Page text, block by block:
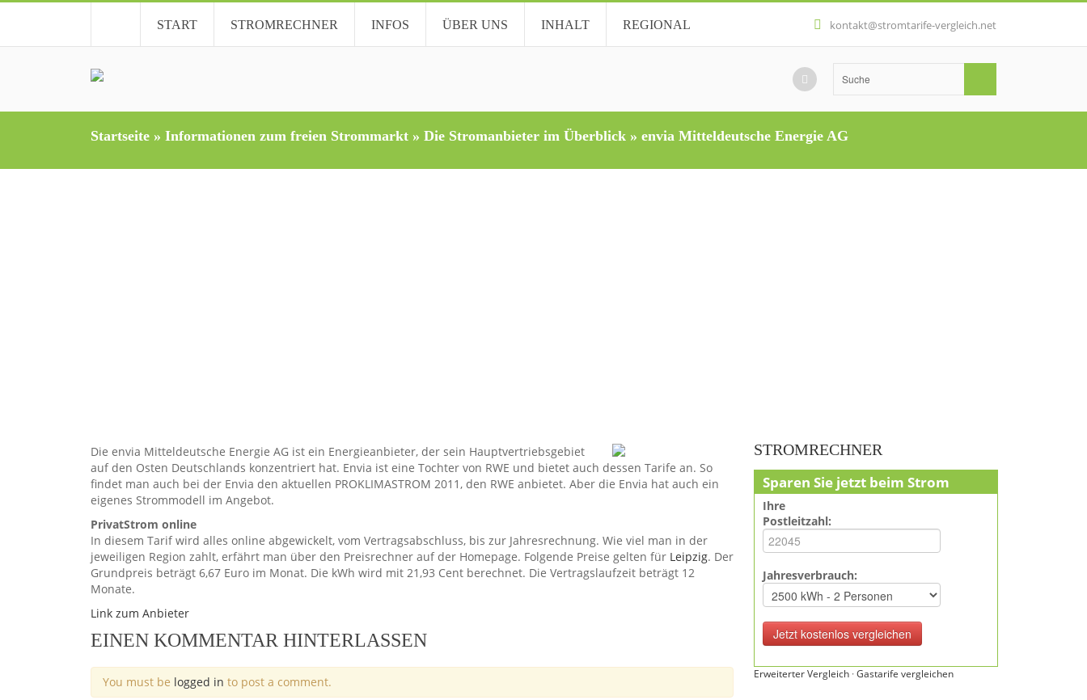
START STROMRECHNER INFOS ÜBER UNS INHALT REGIONAL kontakt@stromtarife-vergleich.net
Startseite » Informationen zum freien Strommarkt » Die Stromanbieter im Überblick » envia Mitteldeutsche Energie AG
Die envia Mitteldeutsche Energie AG ist ein Energieanbieter, der sein Hauptvertriebsgebiet
auf den Osten Deutschlands konzentriert hat. Envia ist eine Tochter von RWE und bietet auch dessen Tarife an. So
findet man auch bei der Envia den aktuellen PROKLIMASTROM 2011, den RWE anbietet. Aber die Envia hat auch ein
eigenes Strommodell im Angebot.
PrivatStrom online
In diesem Tarif wird alles online abgewickelt, vom Vertragsabschluss, bis zur Jahresrechnung. Wie viel man in der
jeweiligen Region zahlt, erfährt man über den Preisrechner auf der Homepage. Folgende Preise gelten für Leipzig. Der
Grundpreis beträgt 6,67 Euro im Monat. Die kWh wird mit 21,93 Cent berechnet. Die Vertragslaufzeit beträgt 12
Monate.
Link zum Anbieter
EINEN KOMMENTAR HINTERLASSEN
You must be logged in to post a comment.
STROMRECHNER
Sparen Sie jetzt beim Strom
Ihre
Postleitzahl:
Jahresverbrauch:
Erweiterter Vergleich ·Gastarife vergleichen